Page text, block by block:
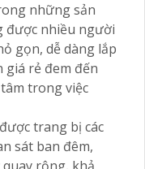
những sản
được nhiều người
gọn, dễ dàng lắp
giá rẻ đem đến
trong việc
trang bị các
sát ban đêm,